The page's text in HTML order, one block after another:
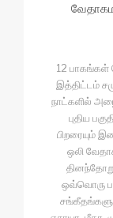
12
இத்திட்டம்
நாட்களில்
புதிய
பிறரையும்
ஒலி
ஒவ்வொரு